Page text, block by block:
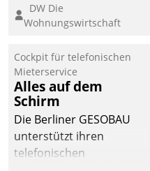
eine digitale Zukunft zu
finden, ist das Ziel des
der
Wohnungswirtschaft“.
Bewerben können sich
dafür ein Team
bestehend aus
Wohnungsunternehmen
und PropTech.
DW Die
Wohnungswirtschaft
Cockpit für telefonischen
Mieterservice
Alles auf dem
Schirm
Die Berliner GESOBAU
unterstützt ihren
telefonischen